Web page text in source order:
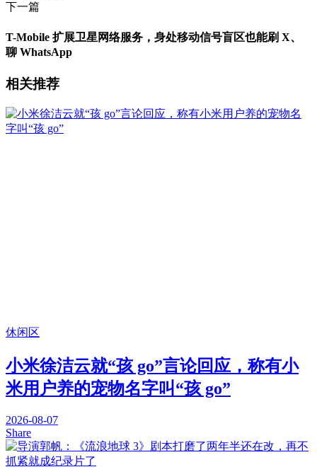
下一篇
T-Mobile 扩展卫星网络服务，身处移动信号盲区也能刷 X、
聊 WhatsApp
相关推荐
休闲区
小米徐洁云就“孩 go”言论回应，称有小
米用户养的宠物名字叫“孩 go”
2026-08-07
Share